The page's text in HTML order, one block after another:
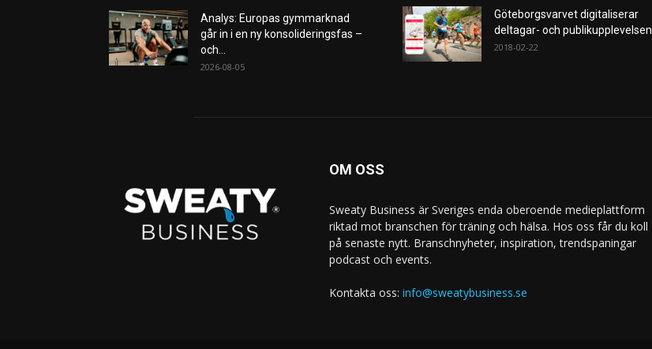
Analys: Europas gymmarknad
går in i en ny konsolideringsfas –
och...
2026-08-05
Göteborgsvarvet digitaliserar
deltagar- och publikupplevelsen
2018-02-22
OM OSS
Sweaty Business är Sveriges enda oberoende medieplattform
riktad mot branschen för träning och hälsa. Hos oss får du koll
på senaste nytt. Branschnyheter, inspiration, trendspaningar
podcast och events.
Kontakta oss: info@sweatybusiness.se